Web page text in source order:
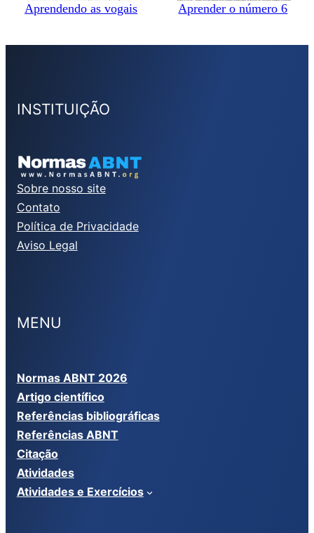
Aprendendo as vogais Aprender o número 6
INSTITUIÇÃO
Sobre nosso site
Contato
Política de Privacidade
Aviso Legal
MENU
Normas ABNT 2026
Artigo científico
Referências bibliográficas
Referências ABNT
Citação
Atividades
Atividades e Exercícios